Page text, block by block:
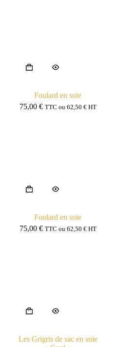
Foulard en soie
75,00 € TTC ou 62,50 €HT
Foulard en soie
75,00 € TTC ou 62,50 €HT
Les Grigris de sac en soie